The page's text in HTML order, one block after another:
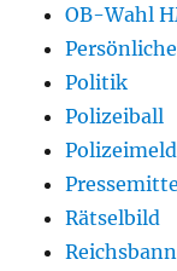
OB-Wahl
Politik
Polizeiball
Rätselbild